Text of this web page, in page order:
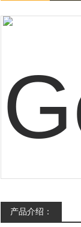
产品介绍：